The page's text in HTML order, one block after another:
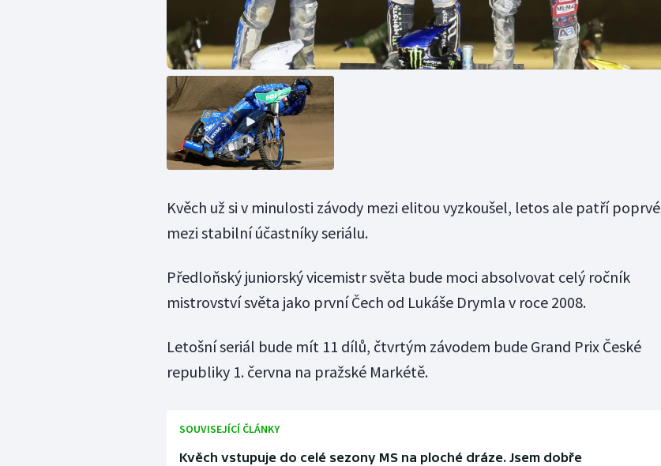
Kvěch už si v minulosti závody mezi elitou vyzkoušel, letos ale patří poprvé
mezi stabilní účastníky seriálu.
Předloňský juniorský vicemistr světa bude moci absolvovat celý ročník
mistrovství světa jako první Čech od Lukáše Drymla v roce 2008.
Letošní seriál bude mít 11 dílů, čtvrtým závodem bude Grand Prix České
republiky 1. června na pražské Markétě.
SOUVISEJÍCÍ ČLÁNKY
Kvěch vstupuje do celé sezony MS na ploché dráze. Jsem dobře